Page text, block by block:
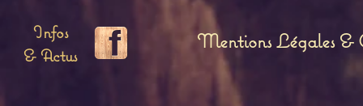
Infos
& Actus
Mentions Légales &